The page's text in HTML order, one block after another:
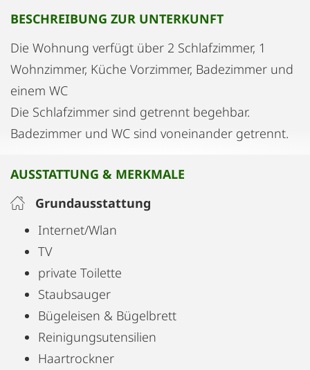
BESCHREIBUNG ZUR UNTERKUNFT
Die Wohnung verfügt über 2 Schlafzimmer, 1
Wohnzimmer, Küche Vorzimmer, Badezimmer und
einem WC
Die Schlafzimmer sind getrennt begehbar.
Badezimmer und WC sind voneinander getrennt.
AUSSTATTUNG & MERKMALE
Grundausstattung
Internet/Wlan
TV
private Toilette
Staubsauger
Bügeleisen & Bügelbrett
Reinigungsutensilien
Haartrockner